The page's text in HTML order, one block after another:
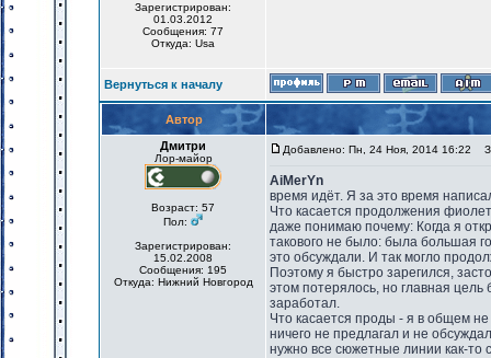
Зарегистрирован:
01.03.2012
Сообщения: 77
Откуда: Usa
Вернуться к началу
Автор
Дмитри
Лор-майор
Возраст: 57
Пол:
Зарегистрирован:
15.02.2008
Сообщения: 195
Откуда: Нижний Новгород
Добавлено: Пн, 24 Ноя, 2014 16:22
AiMerYn
время идёт. Я за это время
Что касается продолжения
даже понимаю почему: Когда я
такового не было: была большая
это обсуждали. И так могло
Поэтому я быстро зарегился,
этом потерялось, но главная
заработал.
Что касается проды - я в общем
ничего не предлагал и не
нужно все сюжетные линии как-то